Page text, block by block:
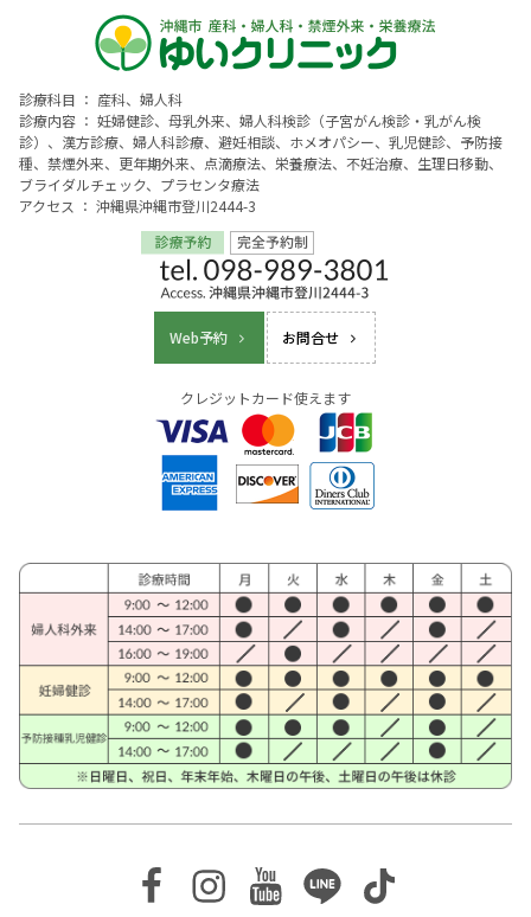
診療科目 ： 産科、婦人科
診療内容 ： 妊婦健診、母乳外来、婦人科検診（子宮がん検診・乳がん検
診）、漢方診療、婦人科診療、避妊相談、ホメオパシー、乳児健診、予防接
種、禁煙外来、更年期外来、点滴療法、栄養療法、不妊治療、生理日移動、
ブライダルチェック、プラセンタ療法
アクセス ： 沖縄県沖縄市登川2444-3
Web予約 お問合せ
クレジットカード使えます
Facebook
Instagram
Youtube
LineTikTok